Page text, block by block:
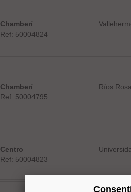
Chamberí
Ref: 50004824
Chamberí
Ref: 50004795
Ríos
Centro
Ref: 50004823